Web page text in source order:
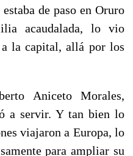
de paso en Oruro
acaudalada, lo vio
la capital, allá por los
Aniceto Morales,
a servir. Y tan bien lo
viajaron a Europa, lo
para ampliar su